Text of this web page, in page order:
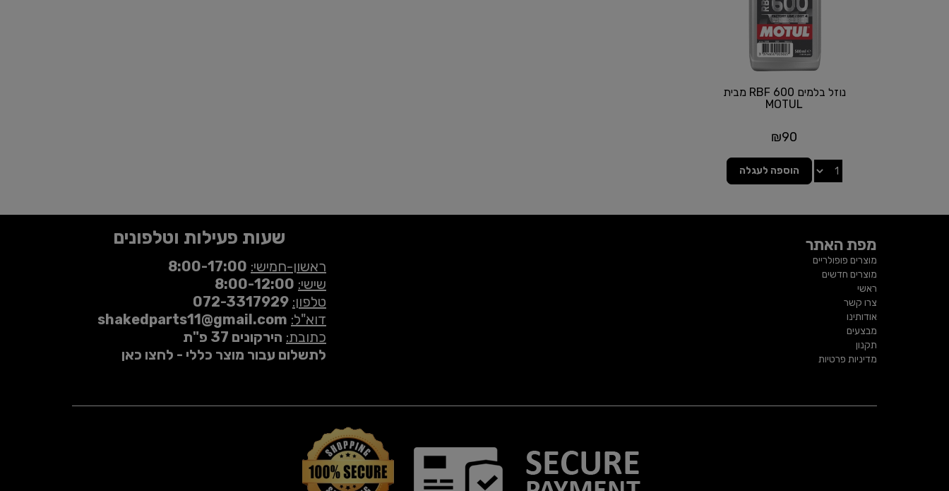
נוזל בלמים RBF 600 מבית
MOTUL
₪90
הוספה לעגלה
מפת האתר
מוצרים פופולריים
מוצרים חדשים
ראשי
צרו קשר
אודותינו
מבצעים
תקנון
מדיניות פרטיות
שעות פעילות וטלפונים
ראשון-חמישי: 8:00-17:00
שישי: 8:00-12:00
טלפון: 072-3317929
דוא"ל: shakedparts11@gmail.com
כתובת: הירקונים 37 פ"ת
לתשלום עבור מוצר כללי - לחצו כאן